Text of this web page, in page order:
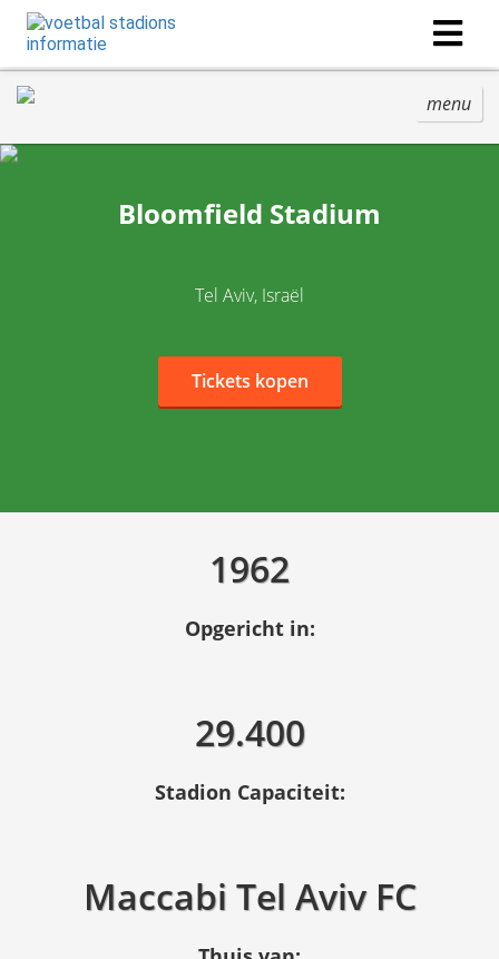
menu
Bloomfield Stadium
Tel Aviv, Israël
Tickets kopen
1962
Opgericht in:
29.400
Stadion Capaciteit:
Maccabi Tel Aviv FC